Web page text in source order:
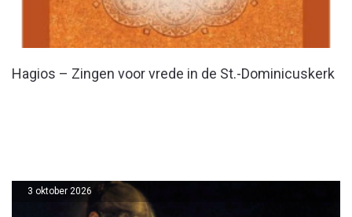
Hagios – Zingen voor vrede in de St.-Dominicuskerk
3 oktober 2026